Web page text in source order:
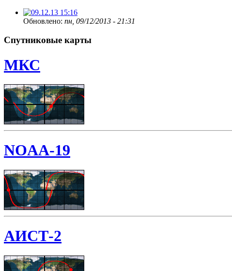
Обновлено: пн, 09/12/2013 - 21:31
Спутниковые карты
МКС
NOAA-19
АИСТ-2